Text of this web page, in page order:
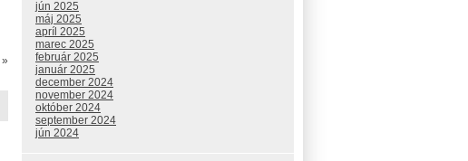
»
jún 2025
máj 2025
apríl 2025
marec 2025
február 2025
január 2025
december 2024
november 2024
október 2024
september 2024
jún 2024